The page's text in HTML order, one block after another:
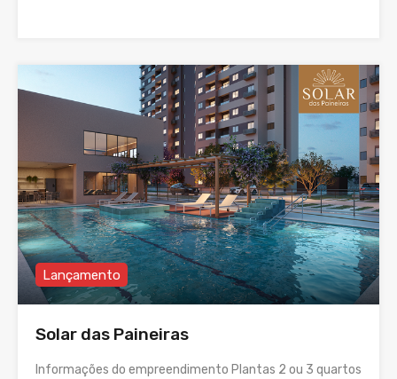
Lançamento
Solar das Paineiras
Informações do empreendimento Plantas 2 ou 3 quartos